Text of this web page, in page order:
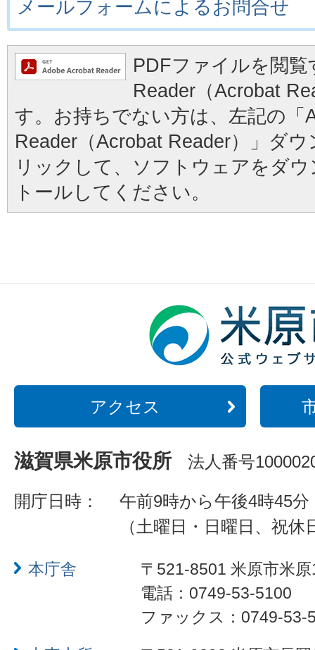
メールフォームによるお問合せ
PDFファイルを閲
Reader（Acrobat
す。お持ちでない方は、左記の「
Reader（Acrobat Reader）」ダ
リックして、ソフトウェアをダ
トールしてください。
アクセス
滋賀県米原市役所 法人番号
開庁日時：
午前9時から午後4時45分
（土曜日・日曜日、祝
本庁舎
〒521-8501 米原市米
電話：0749-53-5100
ファックス：0749-53-